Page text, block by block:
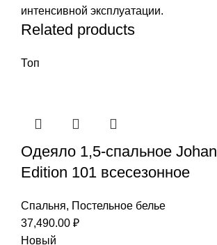
интенсивной эксплуатации.
Related products
Топ
Одеяло 1,5-спальное
Edition 101 всесезонное
Спальня, Постельное белье
37,490.00 ₽
Новый